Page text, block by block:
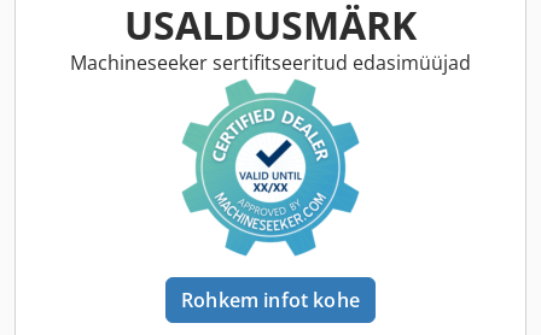
USALDUSMÄRK
Machineseeker sertifitseeritud edasimüüjad
Rohkem infot kohe